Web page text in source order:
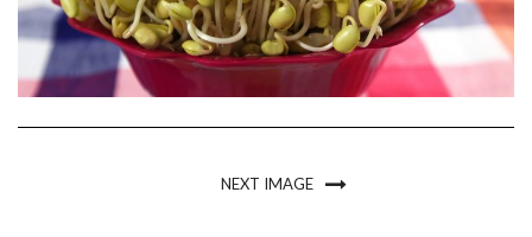
NEXT IMAGE